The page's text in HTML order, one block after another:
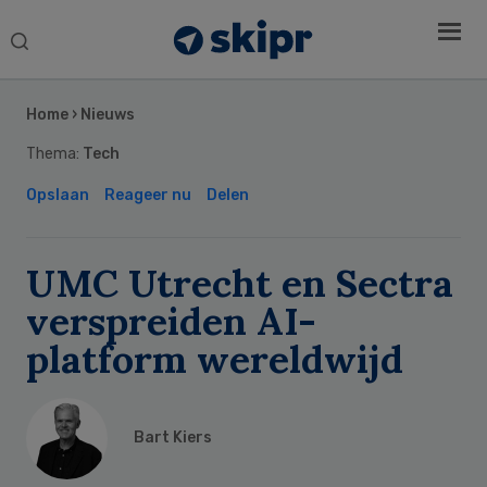
Search
Home › Nieuws
Thema: Tech
Opslaan Reageer nu Delen
UMC Utrecht en Sectra
verspreiden AI-
platform wereldwijd
Bart Kiers
Sidebar